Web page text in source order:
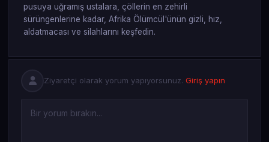
pusuya uğramış ustalara, çöllerin en zehirli
sürüngenlerine kadar, Afrika Ölümcül'ünün gizli, hız,
aldatmacası ve silahlarını keşfedin.
Ziyaretçi olarak yorum yapıyorsunuz. Giriş yapın